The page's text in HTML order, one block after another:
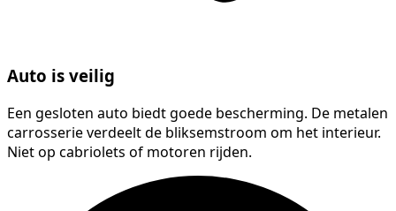
Auto is veilig
Een gesloten auto biedt goede bescherming. De metalen
carrosserie verdeelt de bliksemstroom om het interieur.
Niet op cabriolets of motoren rijden.